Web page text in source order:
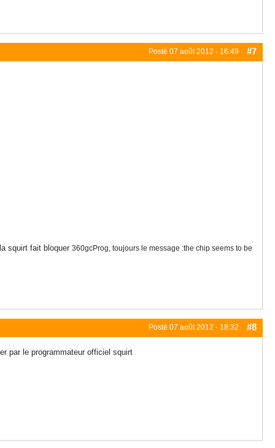
Posté 07 août 2012 - 16:49 #7
squirt fait bloquer 360gcProg, toujours le message :the chip seems to be
Posté 07 août 2012 - 18:32 #8
par le programmateur officiel squirt